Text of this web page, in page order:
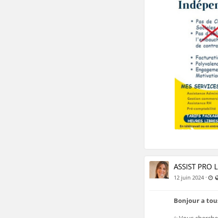
ASSIST PRO
12 juin 2024 ·
Bonjour a